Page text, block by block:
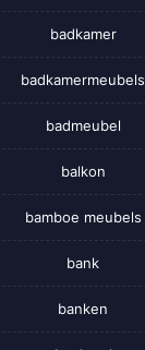
badkamer
badkamermeubels
badmeubel
balkon
bamboe meubels
bank
banken